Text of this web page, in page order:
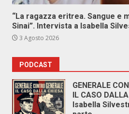
“La ragazza eritrea. Sangue e
Sinai”. Intervista a Isabella
3 Agosto 2026
PODCAST
GENERALE
IL CASO
Isabella